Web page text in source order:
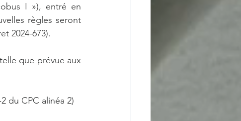
I »), entré en
règles seront
2024-673).
que prévue aux
du CPC alinéa 2)